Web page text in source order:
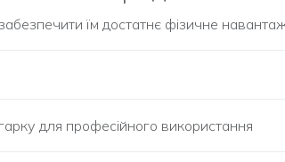
їм достатнє фізичне
для професійного використання